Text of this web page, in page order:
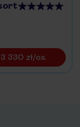
3 330 zł/os.